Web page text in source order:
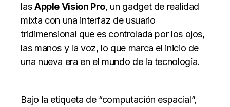
lasApple Vision Pro, un gadget de realidad
mixta con una interfaz de usuario
tridimensional que es controlada por los ojos,
las manos y la voz, lo que marca el inicio de
una nueva era en el mundo de la tecnología.
Bajo la etiqueta de “computación espacial”,